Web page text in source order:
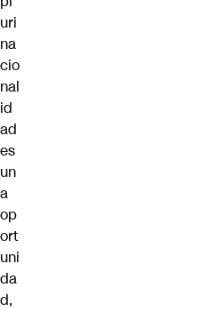
uri
na
cio
nal
id
ad
es
un
a
op
ort
uni
da
d,